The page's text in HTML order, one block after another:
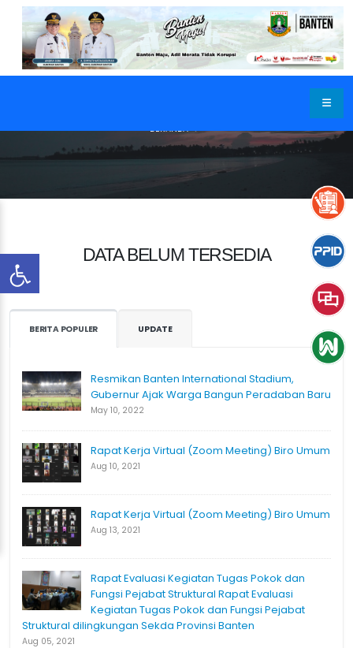
BERANDA
DATA BELUM TERSEDIA
BERITA POPULER UPDATE
Resmikan Banten International Stadium,
Gubernur Ajak Warga Bangun Peradaban Baru
May 10, 2022
Rapat Kerja Virtual (Zoom Meeting) Biro Umum
Aug 10, 2021
Rapat Kerja Virtual (Zoom Meeting) Biro Umum
Aug 13, 2021
Rapat Evaluasi Kegiatan Tugas Pokok dan
Fungsi Pejabat Struktural Rapat Evaluasi
Kegiatan Tugas Pokok dan Fungsi Pejabat
Struktural dilingkungan Sekda Provinsi Banten
Aug 05, 2021